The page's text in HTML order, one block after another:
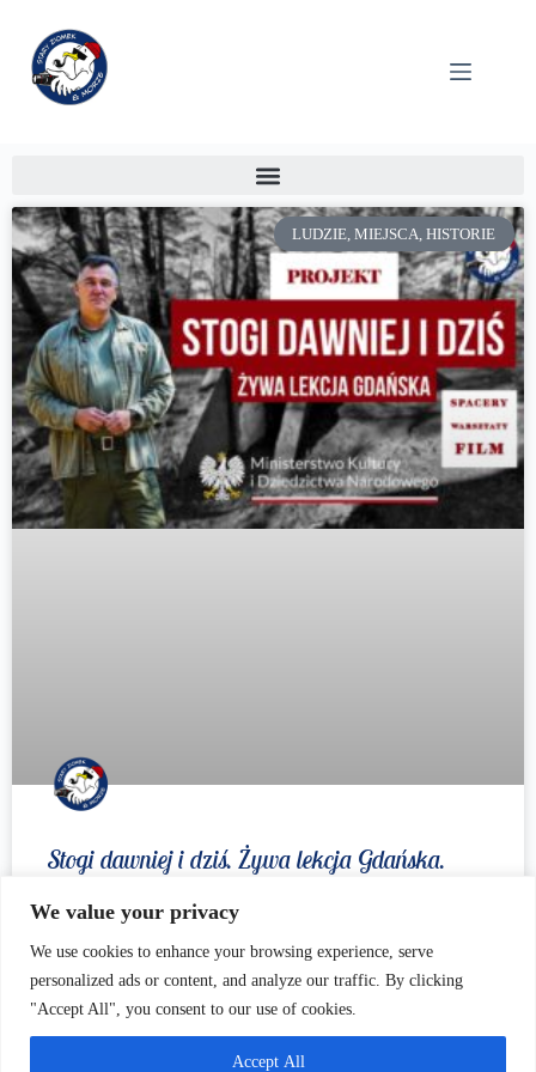
We value your privacy
We use cookies to enhance your browsing experience, serve
personalized ads or content, and analyze our traffic. By clicking
"Accept All", you consent to our use of cookies.
Accept All
LUDZIE, MIEJSCA, HISTORIE
Stogi dawniej i dziś. Żywa lekcja Gdańska.
Fundacja Dziedzictwo Audiowizualne Movie Pomorze
rozpoczyna realizację projektu „Żywa lekcja Gdańska. Stogi
Kultury i Dziedzictwa Narodowego pochodzących z Funduszu
Promocji Kultury –